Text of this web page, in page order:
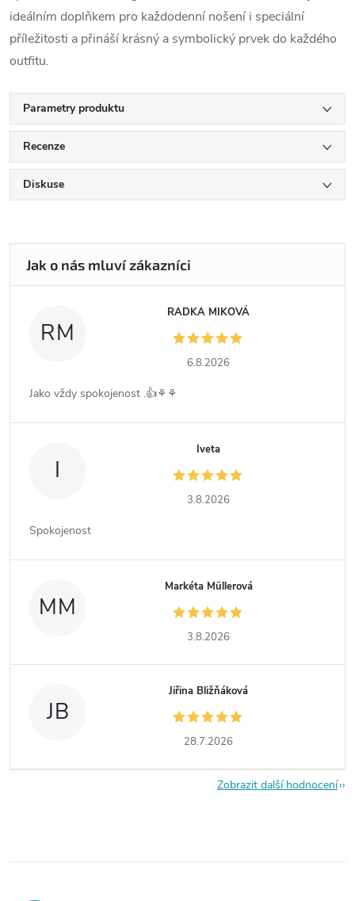
ideálním doplňkem pro každodenní nošení i speciální
příležitosti a přináší krásný a symbolický prvek do každého
outfitu.
Parametry produktu
Recenze
Diskuse
RM
RADKA MIKOVÁ
6.8.2026
Jako vždy spokojenost .👍⚘️⚘️
I
Iveta
3.8.2026
Spokojenost
MM
Markéta Müllerová
3.8.2026
JB
Jiřina Bližňáková
28.7.2026
Zobrazit další hodnocení